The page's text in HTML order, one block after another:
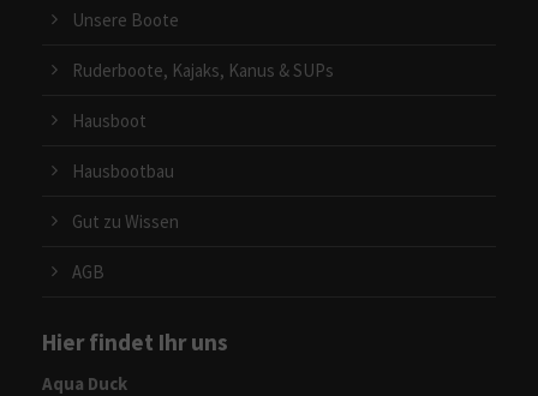
Unsere Boote
Ruderboote, Kajaks, Kanus & SUPs
Hausboot
Hausbootbau
Gut zu Wissen
AGB
Hier findet Ihr uns
Aqua Duck